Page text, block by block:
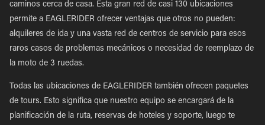
caminos cerca de casa. Esta gran red de casi 130 ubicaciones
permite a EAGLERIDER ofrecer ventajas que otros no pueden:
alquileres de ida y una vasta red de centros de servicio para esos
raros casos de problemas mecánicos o necesidad de reemplazo de
la moto de 3 ruedas.
Todas las ubicaciones de EAGLERIDER también ofrecen paquetes
de tours. Esto significa que nuestro equipo se encargará de la
planificación de la ruta, reservas de hoteles y soporte, luego te